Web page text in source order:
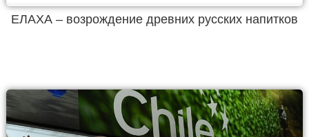
ЕЛАХА – возрождение древних русских напитков